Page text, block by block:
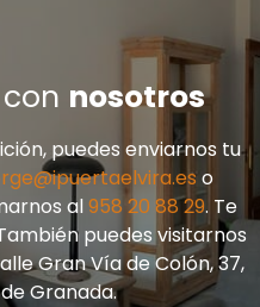
nosotros
puedes enviarnos tu
o
al958 20 88 29. Te
puedes visitarnos
Gran Vía de Colón, 37,
Granada.